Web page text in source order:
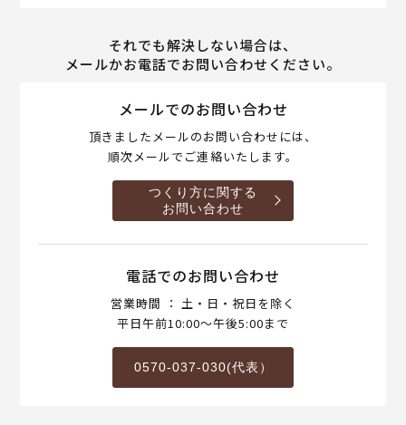
それでも解決しない場合は、
メールかお電話でお問い合わせください。
メールでのお問い合わせ
頂きましたメールのお問い合わせには、
順次メールでご連絡いたします。
つくり方に関する
お問い合わせ
電話でのお問い合わせ
営業時間 ： 土・日・祝日を除く
平日午前10:00～午後5:00まで
0570-037-030(代表）